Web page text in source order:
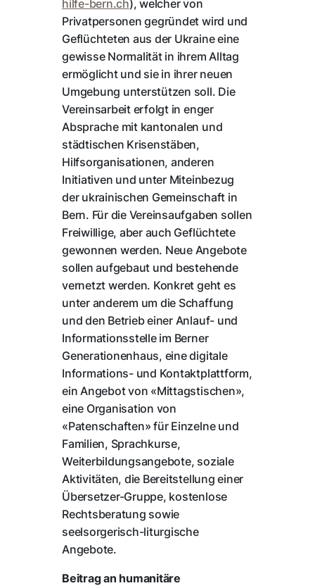
hilfe-bern.ch), welcher von
Privatpersonen gegründet wird und
Geflüchteten aus der Ukraine eine
gewisse Normalität in ihrem Alltag
ermöglicht und sie in ihrer neuen
Umgebung unterstützen soll. Die
Vereinsarbeit erfolgt in enger
Absprache mit kantonalen und
städtischen Krisenstäben,
Hilfsorganisationen, anderen
Initiativen und unter Miteinbezug
der ukrainischen Gemeinschaft in
Bern. Für die Vereinsaufgaben sollen
Freiwillige, aber auch Geflüchtete
gewonnen werden. Neue Angebote
sollen aufgebaut und bestehende
vernetzt werden. Konkret geht es
unter anderem um die Schaffung
und den Betrieb einer Anlauf- und
Informationsstelle im Berner
Generationenhaus, eine digitale
Informations- und Kontaktplattform,
ein Angebot von «Mittagstischen»,
eine Organisation von
«Patenschaften» für Einzelne und
Familien, Sprachkurse,
Weiterbildungsangebote, soziale
Aktivitäten, die Bereitstellung einer
Übersetzer-Gruppe, kostenlose
Rechtsberatung sowie
seelsorgerisch-liturgische
Angebote.
Beitrag an humanitäre